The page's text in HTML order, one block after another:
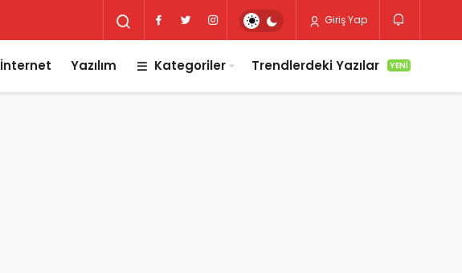
Giriş Yap
İnternet Yazılım Kategoriler Trendlerdeki Yazılar YENI